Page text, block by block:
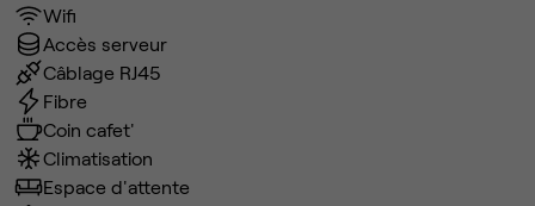
Wifi
Accès serveur
Câblage RJ45
Fibre
Coin cafet'
Climatisation
Espace d'attente